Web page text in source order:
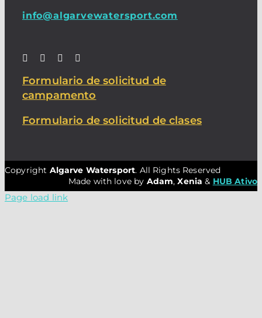
info@algarvewatersport.com
Formulario de solicitud de
campamento
Formulario de solicitud de clases
Copyright Algarve Watersport. All Rights Reserved
Made with love by Adam,Xenia & HUB Ativo
Page load link